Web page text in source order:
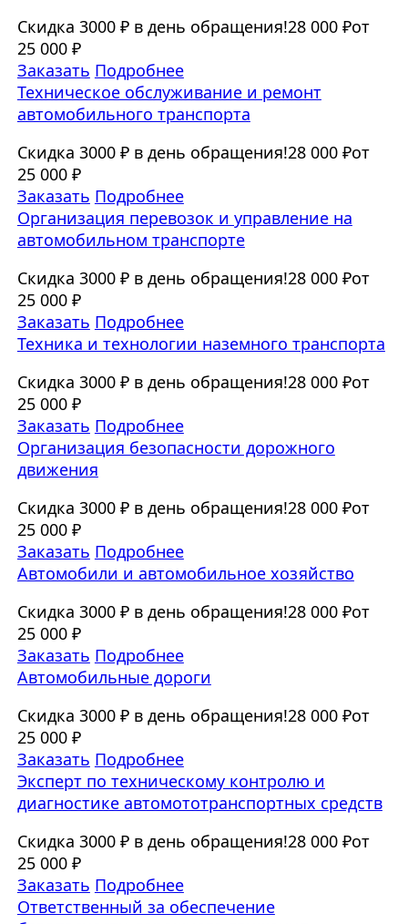
Скидка 3000 ₽ в день обращения!28 000 ₽от
25 000 ₽
Заказать Подробнее
Техническое обслуживание и ремонт
автомобильного транспорта
Скидка 3000 ₽ в день обращения!28 000 ₽от
25 000 ₽
Заказать Подробнее
Организация перевозок и управление на
автомобильном транспорте
Скидка 3000 ₽ в день обращения!28 000 ₽от
25 000 ₽
Заказать Подробнее
Техника и технологии наземного транспорта
Скидка 3000 ₽ в день обращения!28 000 ₽от
25 000 ₽
Заказать Подробнее
Организация безопасности дорожного
движения
Скидка 3000 ₽ в день обращения!28 000 ₽от
25 000 ₽
Заказать Подробнее
Автомобили и автомобильное хозяйство
Скидка 3000 ₽ в день обращения!28 000 ₽от
25 000 ₽
Заказать Подробнее
Автомобильные дороги
Скидка 3000 ₽ в день обращения!28 000 ₽от
25 000 ₽
Заказать Подробнее
Эксперт по техническому контролю и
диагностике автомототранспортных средств
Скидка 3000 ₽ в день обращения!28 000 ₽от
25 000 ₽
Заказать Подробнее
Ответственный за обеспечение